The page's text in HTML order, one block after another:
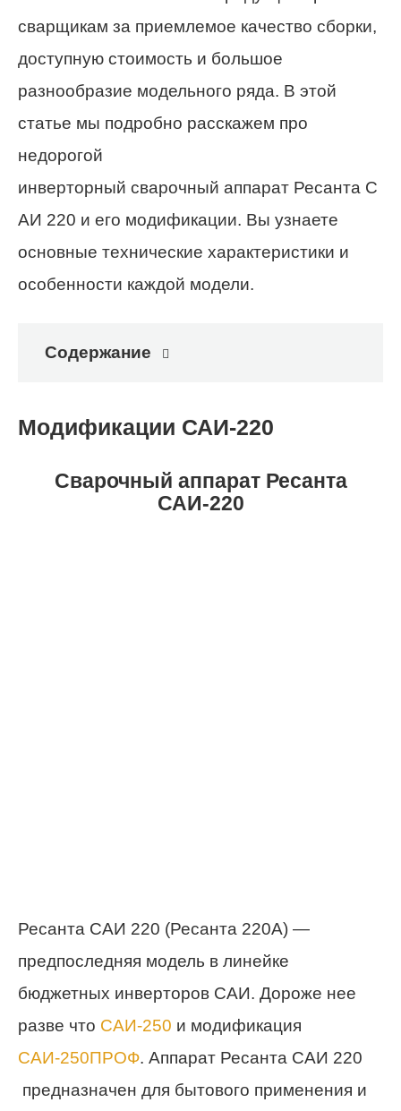
сварщикам за приемлемое качество сборки,
доступную стоимость и большое
разнообразие модельного ряда. В этой
статье мы подробно расскажем про
недорогой
инверторный сварочный аппарат Ресанта С
АИ 220 и его модификации. Вы узнаете
основные технические характеристики и
особенности каждой модели.
Содержание
Модификации САИ-220
Сварочный аппарат Ресанта
САИ-220
Ресанта САИ 220 (Ресанта 220А) —
предпоследняя модель в линейке
бюджетных инверторов САИ. Дороже нее
разве что САИ-250 и модификация
САИ-250ПРОФ. Аппарат Ресанта САИ 220
предназначен для бытового применения и